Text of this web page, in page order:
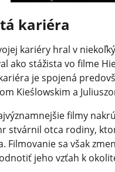
kariéra
kariéry hral v
ako stážista vo filme
je spojená
Kieślowskim a
filmy
stvárnil otca rodiny,
Filmovanie sa však
jeho vzťah k